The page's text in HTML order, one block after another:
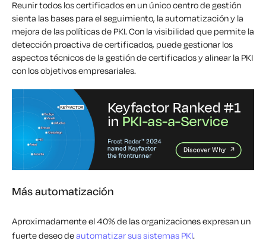
Reunir todos los certificados en un único centro de gestión
sienta las bases para el seguimiento, la automatización y la
mejora de las políticas de PKI. Con la visibilidad que permite la
detección proactiva de certificados, puede gestionar los
aspectos técnicos de la gestión de certificados y alinear la PKI
con los objetivos empresariales.
Más automatización
Aproximadamente el 40% de las organizaciones expresan un
fuerte deseo deautomatizar sus sistemas PKI.